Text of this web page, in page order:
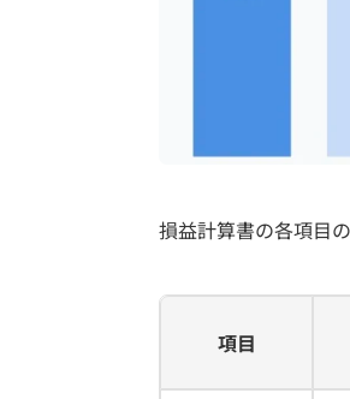
損益計算書の各項目
項目